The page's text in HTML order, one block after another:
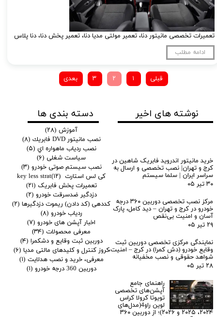
تعمیرات تخصصی مانیتور دنا، تعمیر مولتی مدیا دنا، تعمیر پخش دنا، دنا پلاس
ادامه مطلب
قبلی ۱ ۲ ۳ بعدی
نوشته های اخیر
خرید مانیتور اندروید فابریک شاهین در
کرج و تهران| نصب تخصصی و ارسال به
سراسر ایران | سلما سیستم
۳۰ تیر ۰۵
مرکز نصب تخصصی دوربین ۳۶۰ درجه
خودرو در کرج و تهران – دید کامل، پارک
آسان و امنیت بی‌نقص
۲۹ تیر ۰۵
نمایندگی مرکزی تخصصی دوربین ثبت
وقایع خودرو (دش کمرا) در کرج – امنیت،
شواهد حقوقی و نصب مخفیانه
۲۸ تیر ۰۵
راهنمای جامع
آپشن‌های تخصصی
تویوتا کرولا کراس
لوین راو4(مدل‌های
۲۰۲۴، ۲۰۲۵ و ۲۰۲۶)؛ از دوربین ۳۶۰
دسته بندی ها
آموزش (۲۸)
نصب مانيتور DVD فابريك
(۸)
نصب ردياب ماهواره اي (۵)
سیاست شغلی (۶)
نصب سیستم صوتی خودرو (۳)
کی لس استارت key less strat (۱۲)
تعمیرات پخش فابریک (۲۱)
دزدگیر ضدسرقت خودرو (۲)
کددهی (کد دادن) ریموت دزدگیرها (۲)
ردیاب خودرو (۸)
اخبار آپشن های خودرو (۷)
معرفی محصولات (۳۴)
دوربین ثبت وقایع و دشکمرا (۴)
کروز کنترل و کلیدهای مالتی مدیا (۶)
معرفی، خرید و نصب هدلایت (۱)
دوربین 360 درجه خودرو
(۱)